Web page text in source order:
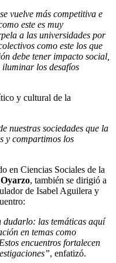
vuelve más competitiva e
este es muy
a las universidades por
como este los que
debe tener impacto social,
los desafíos
y cultural de la
nuestras sociedades que la
y compartimos los
en Ciencias Sociales de la
, también se dirigió a
de Isabel Aguilera y
dudarlo: las temáticas aquí
en temas como
encuentros fortalecen
, enfatizó.